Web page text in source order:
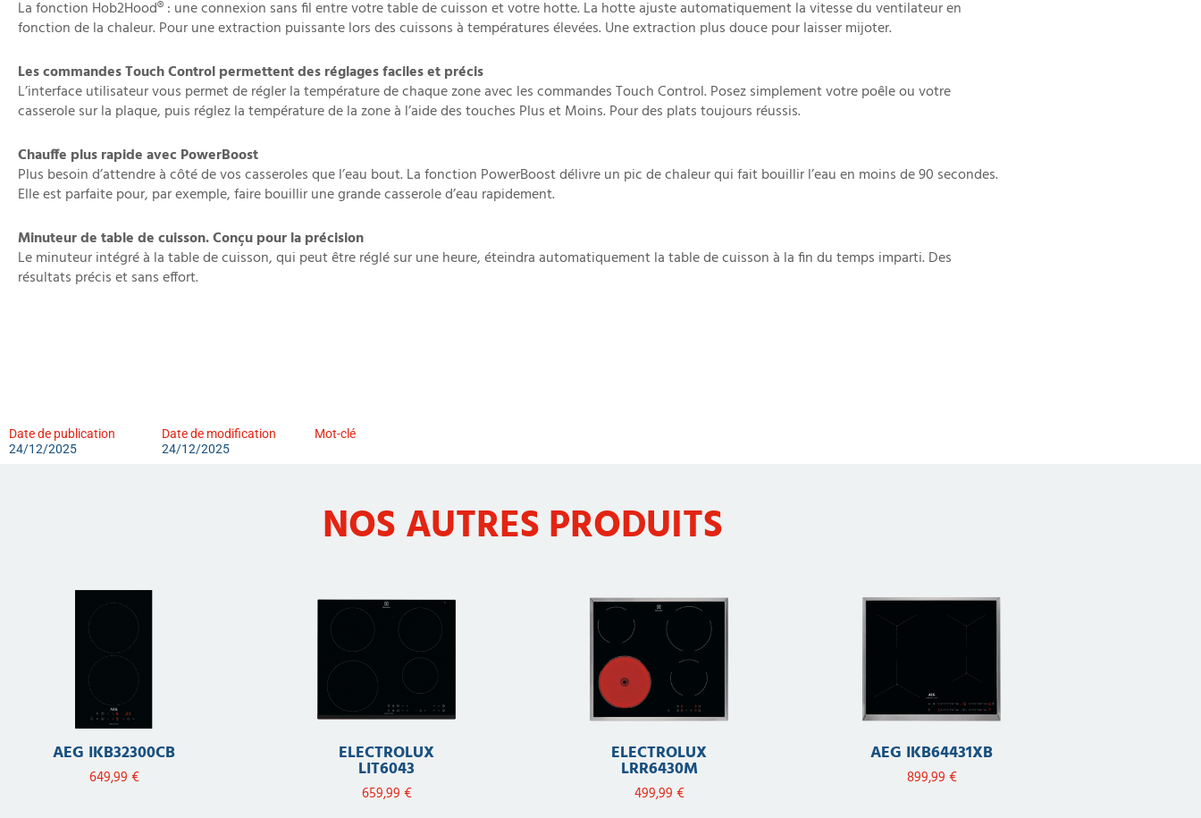
La fonction Hob2Hood® : une connexion sans fil entre votre table de cuisson et votre hotte. La hotte ajuste automatiquement la vitesse du ventilateur en
fonction de la chaleur. Pour une extraction puissante lors des cuissons à températures élevées. Une extraction plus douce pour laisser mijoter.
Les commandes Touch Control permettent des réglages faciles et précis
L’interface utilisateur vous permet de régler la température de chaque zone avec les commandes Touch Control. Posez simplement votre poêle ou votre
casserole sur la plaque, puis réglez la température de la zone à l’aide des touches Plus et Moins. Pour des plats toujours réussis.
Chauffe plus rapide avec PowerBoost
Plus besoin d’attendre à côté de vos casseroles que l’eau bout. La fonction PowerBoost délivre un pic de chaleur qui fait bouillir l’eau en moins de 90 secondes.
Elle est parfaite pour, par exemple, faire bouillir une grande casserole d’eau rapidement.
Minuteur de table de cuisson. Conçu pour la précision
Le minuteur intégré à la table de cuisson, qui peut être réglé sur une heure, éteindra automatiquement la table de cuisson à la fin du temps imparti. Des
résultats précis et sans effort.
Date de publication
24/12/2025
Date de modification
24/12/2025
Mot-clé
NOS AUTRES PRODUITS
AEG IKB32300CB
649,99 €
ELECTROLUX
LIT6043
659,99 €
ELECTROLUX
LRR6430M
499,99 €
AEG IKB64431XB
899,99 €